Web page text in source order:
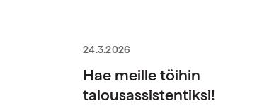
24.3.2026
Hae meille töihin
talousassistentiksi!